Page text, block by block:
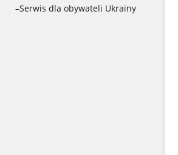
–Serwis dla obywateli Ukrainy